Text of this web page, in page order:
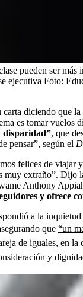
pueden ser más
ejecutiva Foto:
diciendo que la
es tomar vuelos
disparidad”, que
pensar”, según el
felices de viajar
muy extraño”. Dijo
Anthony
y ofrece
a la inquietud
que “un
de iguales, en la
y